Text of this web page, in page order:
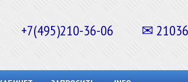
+7(495)210-36-06 ✉